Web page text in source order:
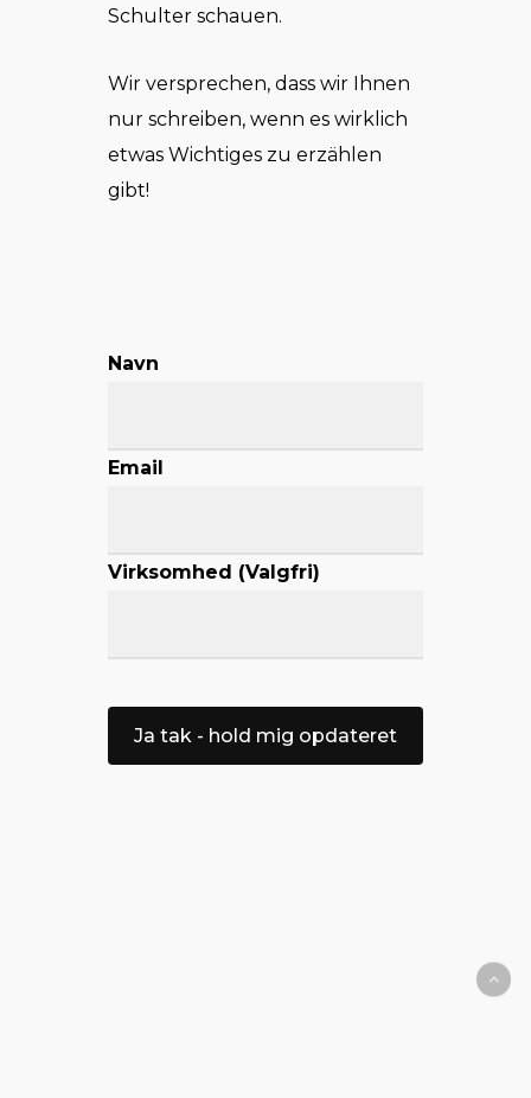
Schulter schauen.
Wir versprechen, dass wir Ihnen
nur schreiben, wenn es wirklich
etwas Wichtiges zu erzählen
gibt!
Navn
Email
Virksomhed (Valgfri)